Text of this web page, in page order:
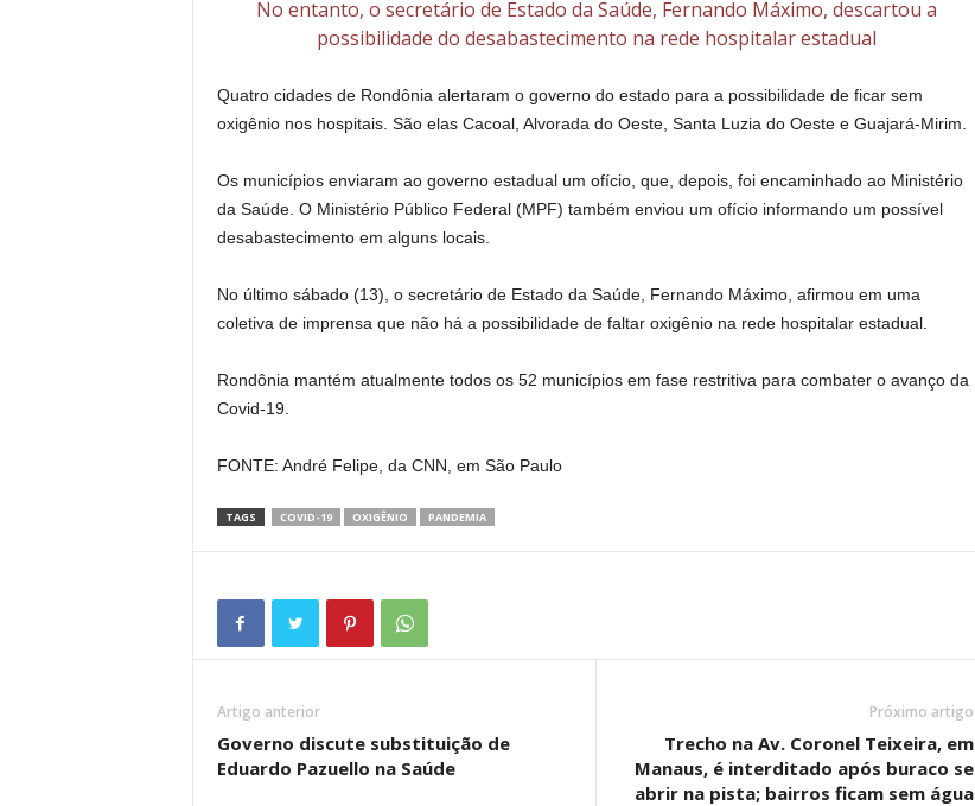
No entanto, o secretário de Estado da Saúde, Fernando Máximo, descartou a
possibilidade do desabastecimento na rede hospitalar estadual
Quatro cidades de Rondônia alertaram o governo do estado para a possibilidade de ficar sem
oxigênio nos hospitais. São elas Cacoal, Alvorada do Oeste, Santa Luzia do Oeste e Guajará-Mirim.
Os municípios enviaram ao governo estadual um ofício, que, depois, foi encaminhado ao Ministério
da Saúde. O Ministério Público Federal (MPF) também enviou um ofício informando um possível
desabastecimento em alguns locais.
No último sábado (13), o secretário de Estado da Saúde, Fernando Máximo, afirmou em uma
coletiva de imprensa que não há a possibilidade de faltar oxigênio na rede hospitalar estadual.
Rondônia mantém atualmente todos os 52 municípios em fase restritiva para combater o avanço da
Covid-19.
FONTE: André Felipe, da CNN, em São Paulo
TAGS COVID-19 OXIGÊNIO PANDEMIA
Artigo anterior
Governo discute substituição de
Eduardo Pazuello na Saúde
Próximo artigo
Trecho na Av. Coronel Teixeira, em
Manaus, é interditado após buraco se
abrir na pista; bairros ficam sem água